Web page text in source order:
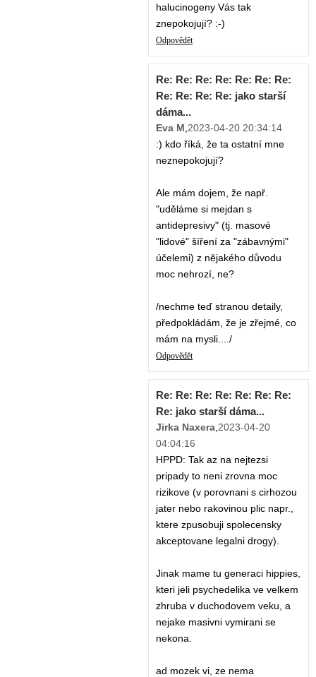
halucinogeny Vás tak
znepokojují? :-)
Odpovědět
Re: Re: Re: Re: Re: Re: Re:
Re: Re: Re: Re: jako starší
dáma...
Eva M 2023-04-20 20:34:14
:) kdo říká, že ta ostatní mne
neznepokojují?
Ale mám dojem, že např.
"uděláme si mejdan s
antidepresivy" (tj. masové
"lidové" šíření za "zábavnými"
účelemi) z nějakého důvodu
moc nehrozí, ne?
/nechme teď stranou detaily,
předpokládám, že je zřejmé, co
mám na mysli..../
Odpovědět
Re: Re: Re: Re: Re: Re: Re:
Re: jako starší dáma...
Jirka Naxera 2023-04-20
04:04:16
HPPD: Tak az na nejtezsi
pripady to neni zrovna moc
rizikove (v porovnani s cirhozou
jater nebo rakovinou plic napr.,
ktere zpusobuji spolecensky
akceptovane legalni drogy).
Jinak mame tu generaci hippies,
kteri jeli psychedelika ve velkem
zhruba v duchodovem veku, a
nejake masivni vymirani se
nekona.
ad mozek vi, ze nema